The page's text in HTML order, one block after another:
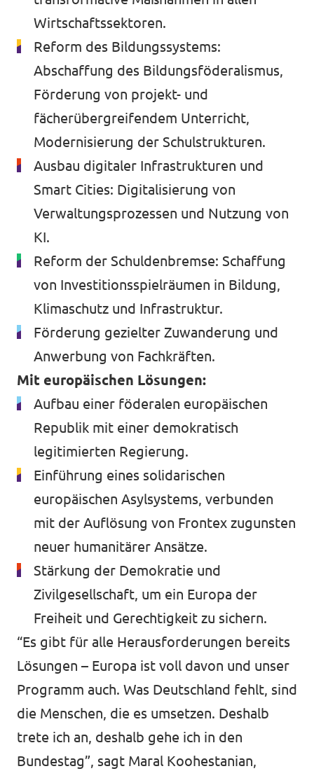
Wirtschaftssektoren.
Reform des Bildungssystems:
Abschaffung des Bildungsföderalismus,
Förderung von projekt- und
fächerübergreifendem Unterricht,
Modernisierung der Schulstrukturen.
Ausbau digitaler Infrastrukturen und
Smart Cities: Digitalisierung von
Verwaltungsprozessen und Nutzung von
KI.
Reform der Schuldenbremse: Schaffung
von Investitionsspielräumen in Bildung,
Klimaschutz und Infrastruktur.
Förderung gezielter Zuwanderung und
Anwerbung von Fachkräften.
Mit europäischen Lösungen:
Aufbau einer föderalen europäischen
Republik mit einer demokratisch
legitimierten Regierung.
Einführung eines solidarischen
europäischen Asylsystems, verbunden
mit der Auflösung von Frontex zugunsten
neuer humanitärer Ansätze.
Stärkung der Demokratie und
Zivilgesellschaft, um ein Europa der
Freiheit und Gerechtigkeit zu sichern.
“Es gibt für alle Herausforderungen bereits
Lösungen – Europa ist voll davon und unser
Programm auch. Was Deutschland fehlt, sind
die Menschen, die es umsetzen. Deshalb
trete ich an, deshalb gehe ich in den
Bundestag”, sagt Maral Koohestanian,